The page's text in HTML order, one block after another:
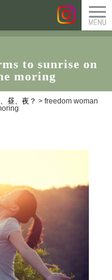
to sunrise on
moring
昼、夜？ > freedom woman